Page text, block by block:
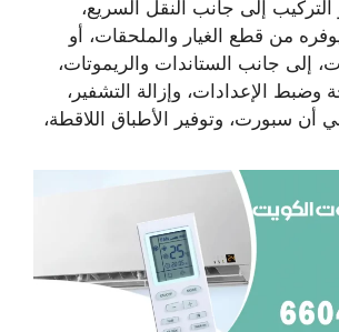
إلى جانب النقل السريع،
من قطع الغيار والملحقات، أو
إلى جانب الستاندات والريموتات،
وضبط الإعدادات، وإزالة التشفير،
أن سبورت، وتوفير الأطباق اللاقطة،